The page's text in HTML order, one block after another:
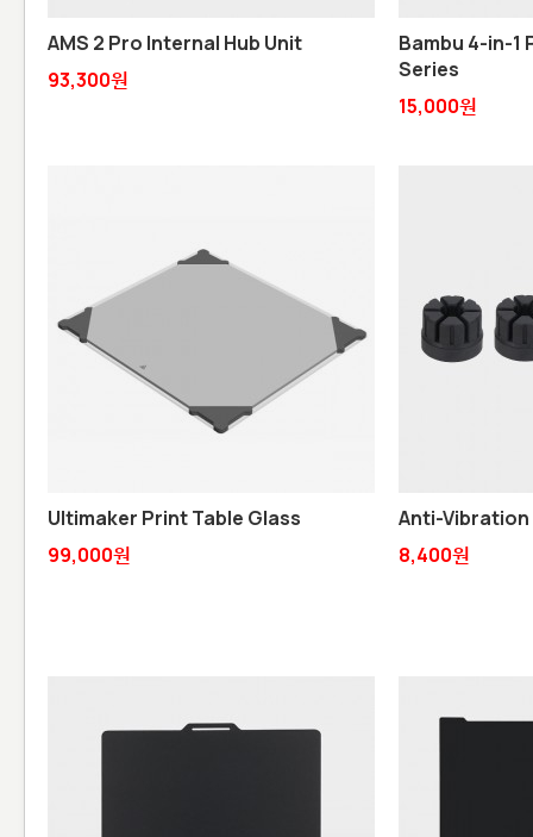
AMS 2 Pro Internal Hub Unit
93,300원
Bambu 4-in-1
Series
15,000원
Ultimaker Print Table Glass
99,000원
Anti-Vibration
8,400원